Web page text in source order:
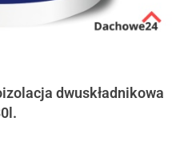
dwuskładnikowa